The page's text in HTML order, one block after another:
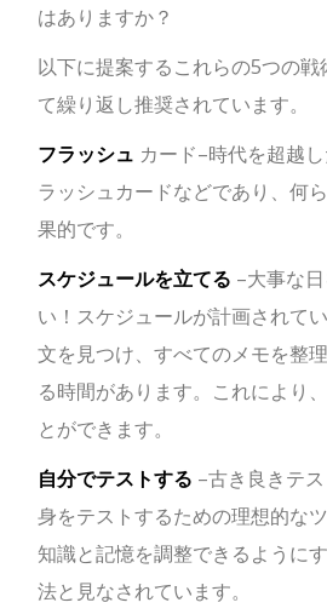
はありますか？
以下に提案するこれらの5つの
て繰り返し推奨されています。
フラッシュ カード–時代を超越
ラッシュカードなどであり、何
果的です。
スケジュールを立てる –大事な
い！スケジュールが計画されて
文を見つけ、すべてのメモを整
る時間があります。これにより
とができます。
自分でテストする –古き良きテ
身をテストするための理想的な
知識と記憶を調整できるように
法と見なされています。